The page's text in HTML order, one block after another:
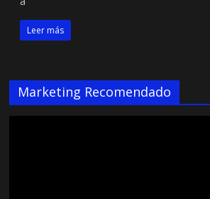
Leer más
Marketing Recomendado